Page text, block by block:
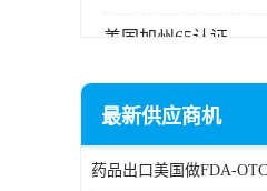
美国加州65认证
AAA信用证书
RCM，C-TICK，
最新供应商机